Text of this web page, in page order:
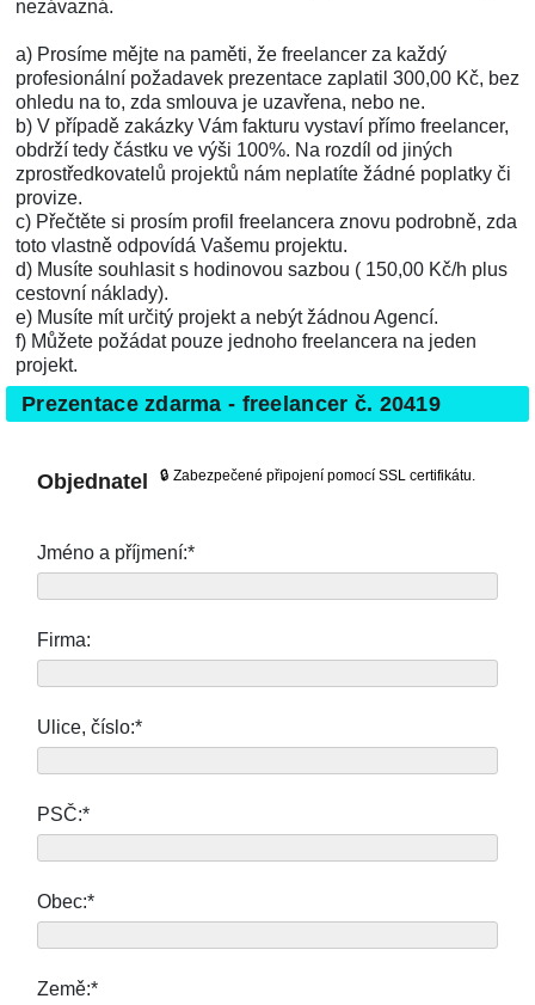
nezávazná.
a) Prosíme mějte na paměti, že freelancer za každý
profesionální požadavek prezentace zaplatil 300,00 Kč, bez
ohledu na to, zda smlouva je uzavřena, nebo ne.
b) V případě zakázky Vám fakturu vystaví přímo freelancer,
obdrží tedy částku ve výši 100%. Na rozdíl od jiných
zprostředkovatelů projektů nám neplatíte žádné poplatky či
provize.
c) Přečtěte si prosím profil freelancera znovu podrobně, zda
toto vlastně odpovídá Vašemu projektu.
d) Musíte souhlasit s hodinovou sazbou ( 150,00 Kč/h plus
cestovní náklady).
e) Musíte mít určitý projekt a nebýt žádnou Agencí.
f) Můžete požádat pouze jednoho freelancera na jeden
projekt.
Prezentace zdarma - freelancer č. 20419
Objednatel 🔒 Zabezpečené připojení pomocí SSL certifikátu.
Jméno a příjmení:*
Firma:
Ulice, číslo:*
PSČ:*
Obec:*
Země:*